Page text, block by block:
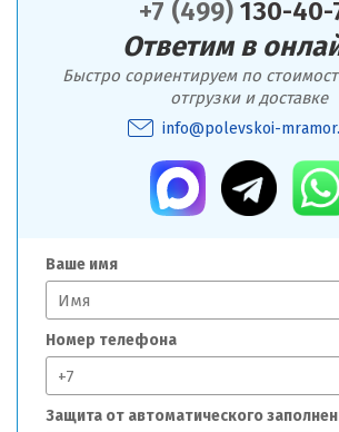
+7 (499) 130-40-
Ответим в
Быстро сориентируем по
отгрузки и доставке
info@polevskoi-
Ваше имя
Номер телефона
Защита от автоматического